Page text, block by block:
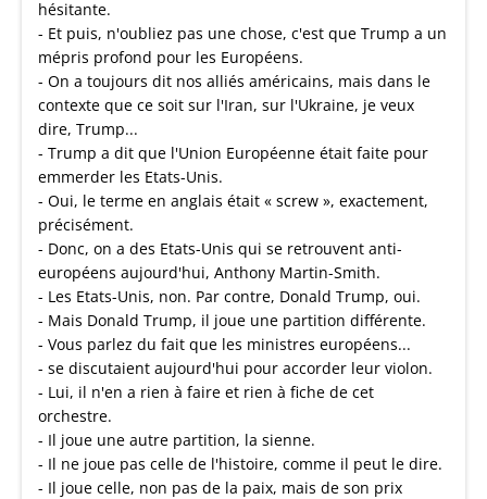
hésitante.
- Et puis, n'oubliez pas une chose, c'est que Trump a un
mépris profond pour les Européens.
- On a toujours dit nos alliés américains, mais dans le
contexte que ce soit sur l'Iran, sur l'Ukraine, je veux
dire, Trump...
- Trump a dit que l'Union Européenne était faite pour
emmerder les Etats-Unis.
- Oui, le terme en anglais était « screw », exactement,
précisément.
- Donc, on a des Etats-Unis qui se retrouvent anti-
européens aujourd'hui, Anthony Martin-Smith.
- Les Etats-Unis, non. Par contre, Donald Trump, oui.
- Mais Donald Trump, il joue une partition différente.
- Vous parlez du fait que les ministres européens...
- se discutaient aujourd'hui pour accorder leur violon.
- Lui, il n'en a rien à faire et rien à fiche de cet
orchestre.
- Il joue une autre partition, la sienne.
- Il ne joue pas celle de l'histoire, comme il peut le dire.
- Il joue celle, non pas de la paix, mais de son prix